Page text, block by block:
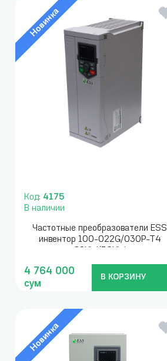
Новинка
Код: 4175
В наличии
Частотные преобразователи ESS
инвентор 100-022G/030P-T4
4 764 000
сум
В КОРЗИНУ
Новинка